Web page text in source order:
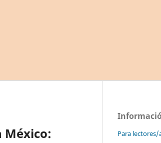
México:
Para lectores/